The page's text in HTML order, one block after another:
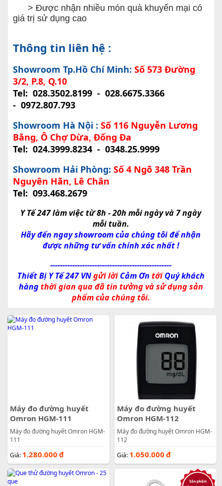
> Được nhận nhiều món quà khuyến mại có
giá trị sử dụng cao
Thông tin liên hệ :
Showroom Tp.Hồ Chí Minh: Số 573 Đường
3/2, P.8, Q.10
Tel: 028.3502.8199- 028.6675.3366
- 0972.807.793
Showroom Hà Nội : Số 116 Nguyễn Lương
Bằng, Ô Chợ Dừa, Đống Đa
Tel: 024.3999.8234- 0348.25.9999
Showroom Hải Phòng: Số 4 Ngõ 348 Trần
Nguyên Hãn, Lê Chân
Tel: 093.468.2679
Y Tế 247 làm việc từ 8h - 20h mỗi ngày và 7 ngày
mỗi tuần.
Hãy đến ngay showroom của chúng tôi để nhận
được những tư vấn chính xác nhất !
-------------------------------------------------
Thiết Bị Y Tế 247 VNgửi lời Cảm Ơn tới Quý khách
hàngthời gian qua đã tin tưởng và sử dụng sản
phẩm của chúng tôi.
Máy đo đường huyết
Omron HGM-111
Máy đo đường huyết Omron HGM-
111
Giá: 1.280.000 đ
Máy đo đường huyết
Omron HGM-112
Máy đo đường huyết Omron HGM-
112
Giá: 1.050.000 đ